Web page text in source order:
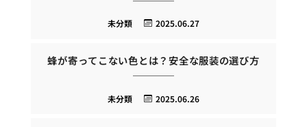
2025.06.27
未分類
蜂が寄ってこない色とは？安全な服装の選び方
2025.06.26
未分類